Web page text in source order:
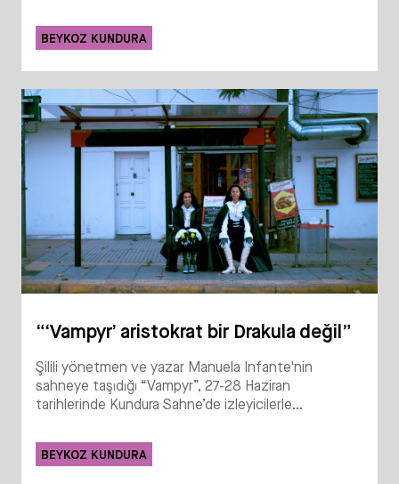
BEYKOZ KUNDURA
“‘Vampyr’ aristokrat bir Drakula değil”
Şilili yönetmen ve yazar Manuela Infante'nin
sahneye taşıdığı “Vampyr”, 27-28 Haziran
tarihlerinde Kundura Sahne’de izleyicilerle...
BEYKOZ KUNDURA